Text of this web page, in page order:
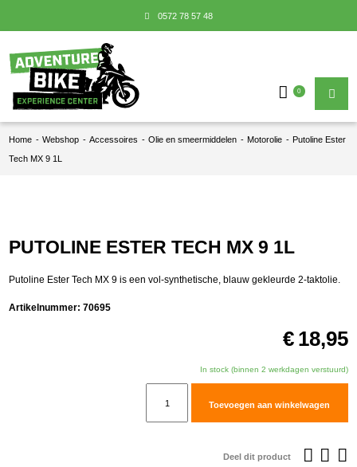
0572 78 57 48
0
Home - Webshop - Accessoires - Olie en smeermiddelen - Motorolie - Putoline Ester
Tech MX 9 1L
PUTOLINE ESTER TECH MX 9 1L
Artikelnummer:70695
Putoline Ester Tech MX 9 is een vol-synthetische, blauw gekleurde 2-taktolie.
€ 18,95
In stock (binnen 2 werkdagen verstuurd)
Toevoegen aan winkelwagen
Deel dit product